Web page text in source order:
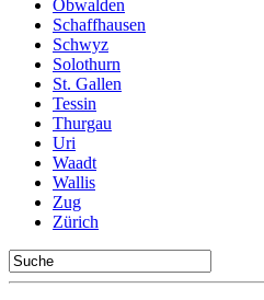
Obwalden
Schaffhausen
Schwyz
Solothurn
St. Gallen
Tessin
Thurgau
Uri
Waadt
Wallis
Zug
Zürich